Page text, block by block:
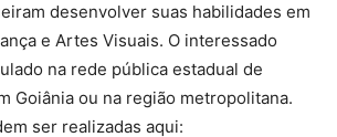
desenvolver suas habilidades em
e Artes Visuais. O interessado
na rede pública estadual de
Goiânia ou na região metropolitana.
ser realizadas aqui: